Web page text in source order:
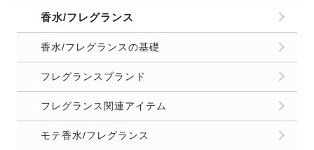
香水/フレグランス
香水/フレグランスの基礎
フレグランスブランド
フレグランス関連アイテム
モテ香水/フレグランス